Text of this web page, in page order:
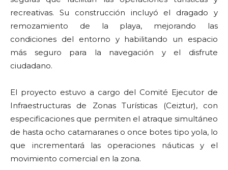
recreativas. Su construcción incluyó el dragado y
remozamiento de la playa, mejorando las
condiciones del entorno y habilitando un espacio
más seguro para la navegación y el disfrute
ciudadano.
El proyecto estuvo a cargo del Comité Ejecutor de
Infraestructuras de Zonas Turísticas (Ceiztur), con
especificaciones que permiten el atraque simultáneo
de hasta ocho catamaranes o once botes tipo yola, lo
que incrementará las operaciones náuticas y el
movimiento comercial en la zona.